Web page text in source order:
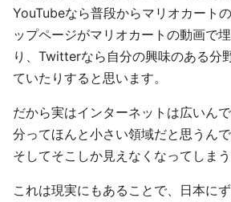
YouTubeなら普段からマリオカート
ップページがマリオカートの動画で
り、Twitterなら自分の興味のある分
ていたりすると思います。
だから実はインターネットは広いん
分ってほんと小さい領域だと思うんで
そしてそこしか見えなくなってしまう
これは現実にもあることで、日本に